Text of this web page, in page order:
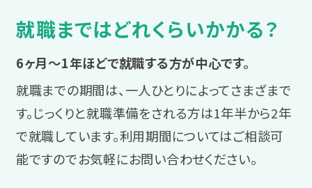
具体的な課題解決の方法を、スタッ
フが一緒に考えます。
スタッフからのアドバイス
初めての就労でも安心して就職活
LITALICOワークス独自の連携企業求人
参加します。
連携企業求人のメリット
業務量や障害理解などの企業情報
が事前に把握できる、入社前実習で
プログラム受講の中で学んだ業務管理
を、職場実習で実践します。
サポート例
実習後にスタッフと振り返りを実施
し、さらに仕事の精度を上げるため
復帰か転職かを
スタッフに相談する
今の職場へ復帰するか、転職するかを検
討します。
就職まではどれくらいかかる？
6ヶ月～1年ほどで就職する方が中心です。
就職までの期間は、一人ひとりによってさまざまで
す。じっくりと就職準備をされる方は1年半から2年
で就職しています。利用期間についてはご相談可
能ですのでお気軽にお問い合わせください。